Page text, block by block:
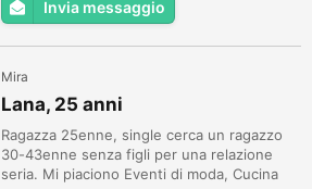
Invia messaggio
Mira
Lana, 25 anni
Ragazza 25enne, single cerca un ragazzo
30-43enne senza figli per una relazione
seria. Mi piaciono Eventi di moda, Cucina